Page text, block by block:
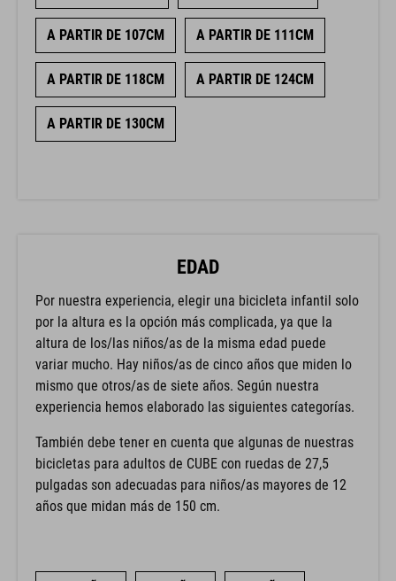
A PARTIR DE 107CM A PARTIR DE 111CM
A PARTIR DE 118CM A PARTIR DE 124CM
A PARTIR DE 130CM
EDAD
Por nuestra experiencia, elegir una bicicleta infantil solo
por la altura es la opción más complicada, ya que la
altura de los/las niños/as de la misma edad puede
variar mucho. Hay niños/as de cinco años que miden lo
mismo que otros/as de siete años. Según nuestra
experiencia hemos elaborado las siguientes categorías.
También debe tener en cuenta que algunas de nuestras
bicicletas para adultos de CUBE con ruedas de 27,5
pulgadas son adecuadas para niños/as mayores de 12
años que midan más de 150 cm.